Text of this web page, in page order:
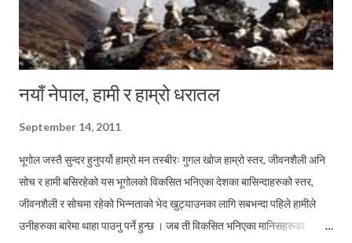
नयाँ नेपाल, हामी र हाम्रो धरातल
September 14, 2011
भूगोल जस्तै सुन्दर हुनुपर्यो हाम्रो मन तस्बीरः गुगल खोज हाम्रो स्तर, जीवनशैली अनि
सोच र हामी बसिरहेको यस भूगोलको विकसित भनिएका देशका बासिन्दाहरुको स्तर,
जीवनशैली र सोचमा रहेको भिन्नताको भेद खुट्याउनका लागि सबभन्दा पहिले हामीले
उनीहरुका बारेमा थाहा पाउनु पर्ने हुन्छ । जब ती विकसित भनिएका मानिसहरुका